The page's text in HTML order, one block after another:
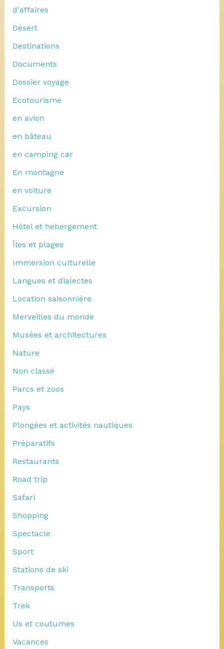
d'affaires
Désert
Destinations
Documents
Dossier voyage
Ecotourisme
en avion
en bâteau
en camping car
En montagne
en voiture
Excursion
Hôtel et hebergement
Îles et plages
Immersion culturelle
Langues et dialectes
Location saisonnière
Merveilles du monde
Musées et architectures
Nature
Non classé
Parcs et zoos
Pays
Plongées et activités nautiques
Préparatifs
Restaurants
Road trip
Safari
Shopping
Spectacle
Sport
Stations de ski
Transports
Trek
Us et coutumes
Vacances